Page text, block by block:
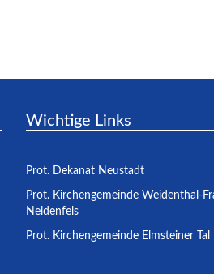
Wichtige Links
Prot. Dekanat Neustadt
Prot. Kirchengemeinde Weidenthal-
Neidenfels
Prot. Kirchengemeinde Elmsteiner Tal